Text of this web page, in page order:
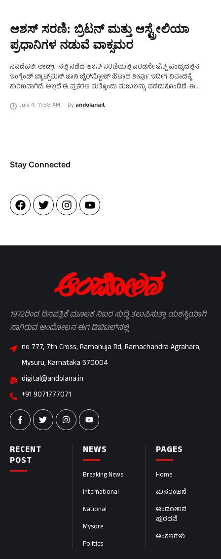
ಆಶಸ್ ಸರಣಿ: ಬ್ರಿಟನ್ ಮತ್ತು ಆಸ್ಟ್ರೇಲಿಯಾ
ಪ್ರಧಾನಿಗಳ ನಡುವೆ ವಾಕ್ಸಮರ
ನವದೆಹಲಿ: ಲಾರ್ಡ್ಸ್ ನಲ್ಲಿ ನಡೆದ ಆಶಸ್ ಸರಣಿಯಲ್ಲಿ ಎರಡನೇ ಟೆಸ್ಟ್ ಪಂದ್ಯದಲ್ಲಿನ
ಇಂಗ್ಲೆಂಡ್ ಬ್ಯಾಟ್ಸ್‌ಮನ್ ಜಾನಿ ಬೈರ್‌ಸ್ಟೋವ್ ಔಟಾದ ತೀರ್ಪು ಇದೀಗ ವಿವಾದಕ್ಕೆ
ಕಾರಣವಾಗಿದೆ. ಅಲ್ಲದೆ ಈ ಪ್ರಕರಣ ಮತ್ತೊಂದು ಮಜುಲನ್ನು ಪಡೆದುಕೊಂಡಿದೆ. ಈ
July 4, 11:58 AM By andolanait
Stay Connected​
PAGES
Home
ಮನರಂಜನೆ
ಆಂದೋಲನ
ಪುರವಣಿ
ಅಂಕಣಗಳು
NEWS
Breaking News
International
National
Mysore
Politics
RECENT
POST
1972ರಿಂದ ದಿನಪತ್ರಿಕೆ ಮೂಲಕ ನಿಖರ ಸುದ್ದಿ ತಲುಪಿಸುತ್ತಾ ಯಶಸ್ವಿಯಾಗಿ
ಸಾಗಿರುವ ಆಂದೋಲನ ಈಗ ಡಿಜಿಟಲ್‌ನಲ್ಲಿ
no 777, 7th Cross, Ramanuja Rd, Ramachandra Agrahara,
Mysuru, Karnataka 570004
digital@andolana.in
+91 9071777071